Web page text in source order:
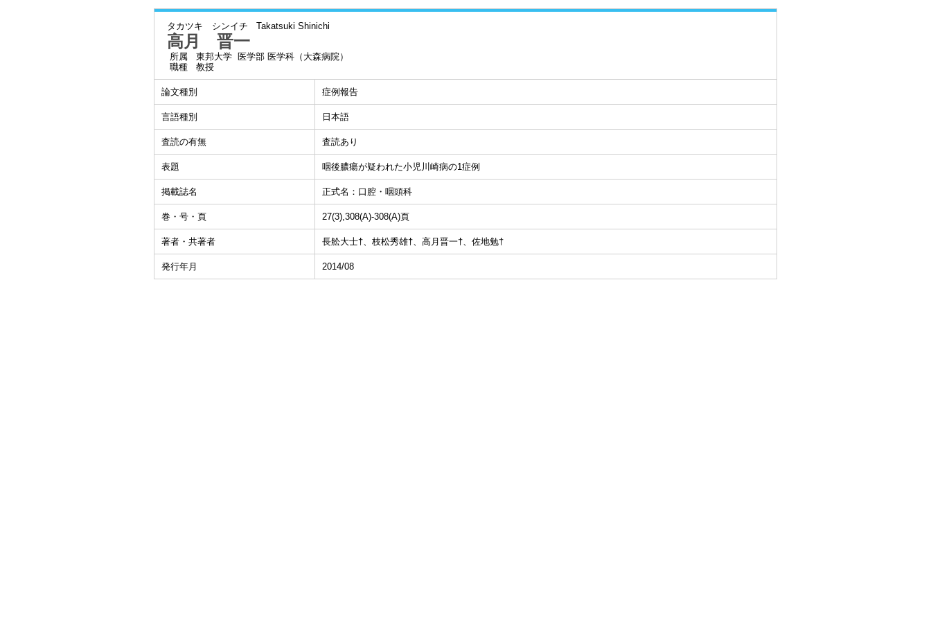
タカツキ シンイチ Takatsuki Shinichi
高月 晋一
所属
東邦大学 医学部 医学科（大森病院）
職種
教授
論文種別 症例報告
言語種別 日本語
査読の有無 査読あり
表題 咽後膿瘍が疑われた小児川崎病の1症例
掲載誌名 正式名：口腔・咽頭科
巻・号・頁 27(3),308(A)-308(A)頁
著者・共著者 長舩大士†、枝松秀雄†、高月晋一†、佐地勉†
発行年月 2014/08